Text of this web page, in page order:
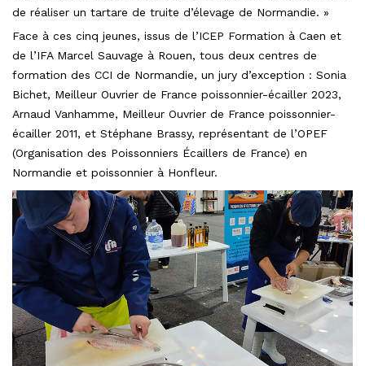
de réaliser un tartare de truite d’élevage de Normandie. »
Face à ces cinq jeunes, issus de l’ICEP Formation à Caen et
de l’IFA Marcel Sauvage à Rouen, tous deux centres de
formation des CCI de Normandie, un jury d’exception : Sonia
Bichet, Meilleur Ouvrier de France poissonnier-écailler 2023,
Arnaud Vanhamme, Meilleur Ouvrier de France poissonnier-
écailler 2011, et Stéphane Brassy, représentant de l’OPEF
(Organisation des Poissonniers Écaillers de France) en
Normandie et poissonnier à Honfleur.